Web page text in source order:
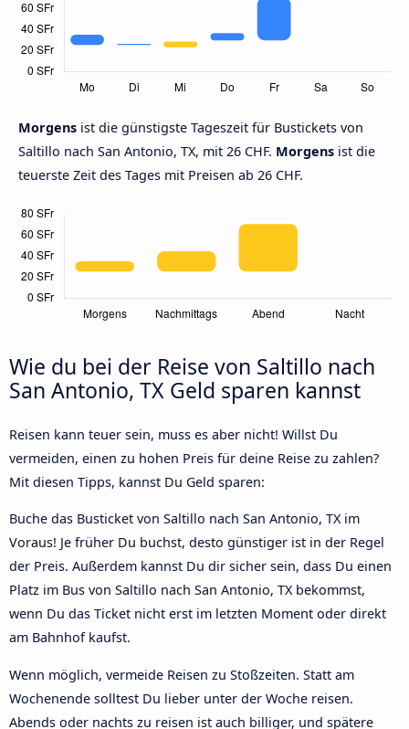
Morgens ist die günstigste Tageszeit für Bustickets von
Saltillo nach San Antonio, TX, mit 26 CHF. Morgens ist die
teuerste Zeit des Tages mit Preisen ab 26 CHF.
Wie du bei der Reise von Saltillo nach
San Antonio, TX Geld sparen kannst
Reisen kann teuer sein, muss es aber nicht! Willst Du
vermeiden, einen zu hohen Preis für deine Reise zu zahlen?
Mit diesen Tipps, kannst Du Geld sparen:
Buche das Busticket von Saltillo nach San Antonio, TX im
Voraus! Je früher Du buchst, desto günstiger ist in der Regel
der Preis. Außerdem kannst Du dir sicher sein, dass Du einen
Platz im Bus von Saltillo nach San Antonio, TX bekommst,
wenn Du das Ticket nicht erst im letzten Moment oder direkt
am Bahnhof kaufst.
Wenn möglich, vermeide Reisen zu Stoßzeiten. Statt am
Wochenende solltest Du lieber unter der Woche reisen.
Abends oder nachts zu reisen ist auch billiger, und spätere